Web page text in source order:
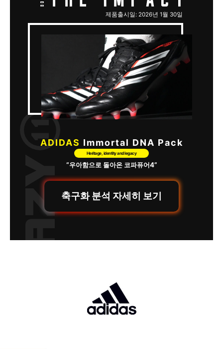
제품출시일: 2026년 1월 30일
ADIDAS Immortal DNA Pack
Heritage, identity and legacy
“우아함으로 돌아온 코파퓨어4”
축구화 분석 자세히 보기